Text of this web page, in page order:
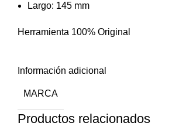
Largo: 145 mm
Herramienta 100% Original
Información adicional
MARCA
Productos relacionados